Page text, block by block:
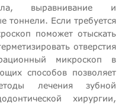
выравнивание и
тоннели. Если требуется
поможет отыскать
отверстия
микроскоп в
способов позволяет
лечения зубной
хирургии,